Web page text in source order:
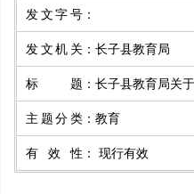
发文字号 ：
发文机关 ： 长子县教育局
标题 ： 长子县教育局关
主题分类 ： 教育
有效性 ： 现行有效